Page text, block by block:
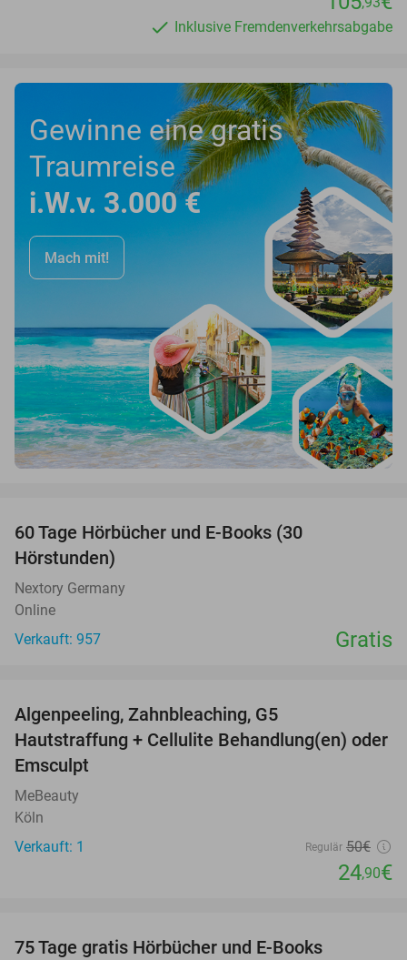
Inklusive Fremdenverkehrsabgabe
Gewinne eine gratis
Traumreise
i.W.v. 3.000 €
Mach mit!
60 Tage Hörbücher und E-Books (30
Hörstunden)
Nextory Germany
Online
Verkauft: 957
Gratis
Algenpeeling, Zahnbleaching, G5
Hautstraffung + Cellulite Behandlung(en) oder
Emsculpt
MeBeauty
Köln
Verkauft: 1
Regulär 50€
24,90€
75 Tage gratis Hörbücher und E-Books